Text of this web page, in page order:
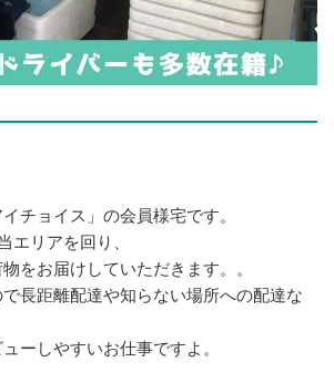
チョイス」の会員様宅です。
エリアを回り、
をお届けしていただきます。。
長距離配達や知らない場所への配達な
ーしやすいお仕事ですよ。